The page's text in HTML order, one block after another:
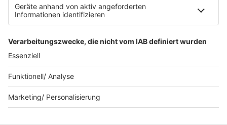
wie geplant!